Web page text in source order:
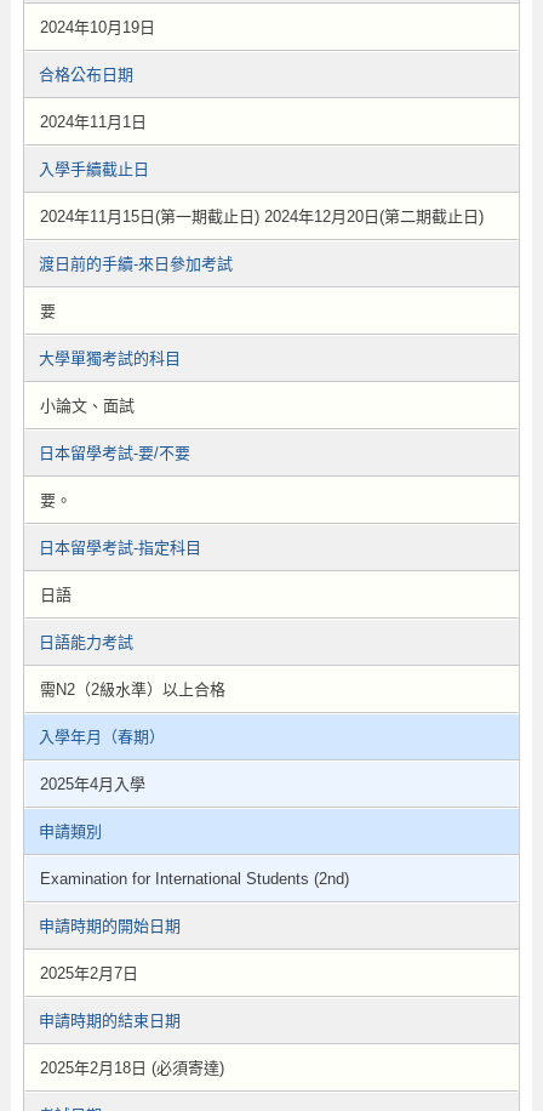
2024年10月19日
合格公布日期
2024年11月1日
入學手續截止日
2024年11月15日(第一期截止日) 2024年12月20日(第二期截止日)
渡日前的手續-來日參加考試
要
大學單獨考試的科目
小論文、面試
日本留學考試-要/不要
要。
日本留學考試-指定科目
日語
日語能力考試
需N2（2級水準）以上合格
入學年月（春期）
2025年4月入學
申請類別
Examination for International Students (2nd)
申請時期的開始日期
2025年2月7日
申請時期的結束日期
2025年2月18日 (必須寄達)